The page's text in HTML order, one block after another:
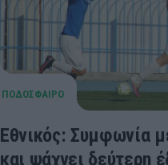
Εθνικός: Συμφωνία
και ψάχνει δεύτερη